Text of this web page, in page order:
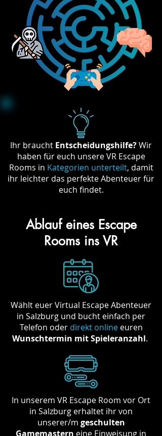
Ihr braucht Entscheidungshilfe?Wir
haben für euch unsere VR Escape
Rooms in Kategorien unterteilt, damit
ihr leichter das perfekte Abenteuer für
euch findet.
Ablauf eines Escape
Rooms ins VR
Wählt euer Virtual Escape Abenteuer
in Salzburg und bucht einfach per
Telefon oder direkt online euren
Wunschtermin mit Spieleranzahl.
In unserem VR Escape Room vor Ort
in Salzburg erhaltet ihr von
unserer/m geschulten
Gamemastern eine Einweisung in